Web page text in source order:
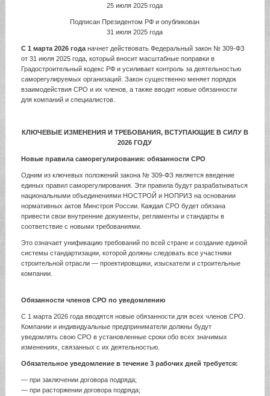
25 июля 2025 года
Подписан Президентом РФ и опубликован
31 июля 2025 года
С 1 марта 2026 годаначнет действовать Федеральный закон № 309-ФЗ
от 31 июля 2025 года, который вносит масштабные поправки в
Градостроительный кодекс РФ и усиливает контроль за деятельностью
саморегулируемых организаций. Закон существенно меняет порядок
взаимодействия СРО и их членов, а также вводит новые обязанности
для компаний и специалистов.
КЛЮЧЕВЫЕ ИЗМЕНЕНИЯ И ТРЕБОВАНИЯ, ВСТУПАЮЩИЕ В СИЛУ В
2026 ГОДУ
Новые правила саморегулирования: обязанности СРО
Одним из ключевых положений закона № 309-ФЗ является введение
единых правил саморегулирования. Эти правила будут разрабатываться
национальными объединениями НОСТРОЙ и НОПРИЗ на основании
нормативных актов Минстроя России. Каждая СРО будет обязана
привести свои внутренние документы, регламенты и стандарты в
соответствие с новыми требованиями.
Это означает унификацию требований по всей стране и создание единой
системы стандартизации, которой должны следовать все участники
строительной отрасли — проектировщики, изыскатели и строительные
компании.
Обязанности членов СРО по уведомлению
С 1 марта 2026 года вводятся новые обязанности для всех членов СРО.
Компании и индивидуальные предприниматели должны будут
уведомлять свою СРО в установленные сроки обо всех значимых
изменениях, связанных с их деятельностью.
Обязательное уведомление в течение 3 рабочих дней требуется:
— при заключении договора подряда;
— при расторжении договора подряда;